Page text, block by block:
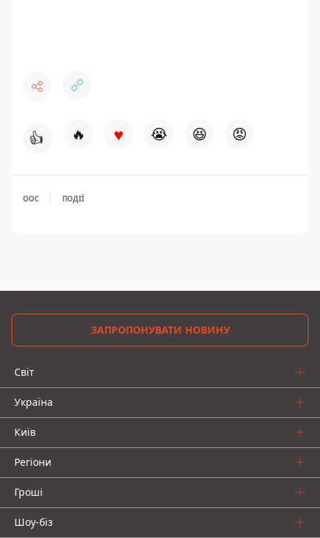
👍 🔥 ♥ 😭 😆 😡
ООС ПОДІЇ
ЗАПРОПОНУВАТИ НОВИНУ
Світ
Україна
Київ
Регіони
Гроші
Шоу-біз